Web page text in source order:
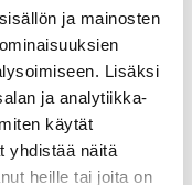
ja mainosten
Lisäksi
ja analytiikka-
käytät
yhdistää näitä
heille tai joita on
on korjattu. Jos
sitä juoksuttaa.